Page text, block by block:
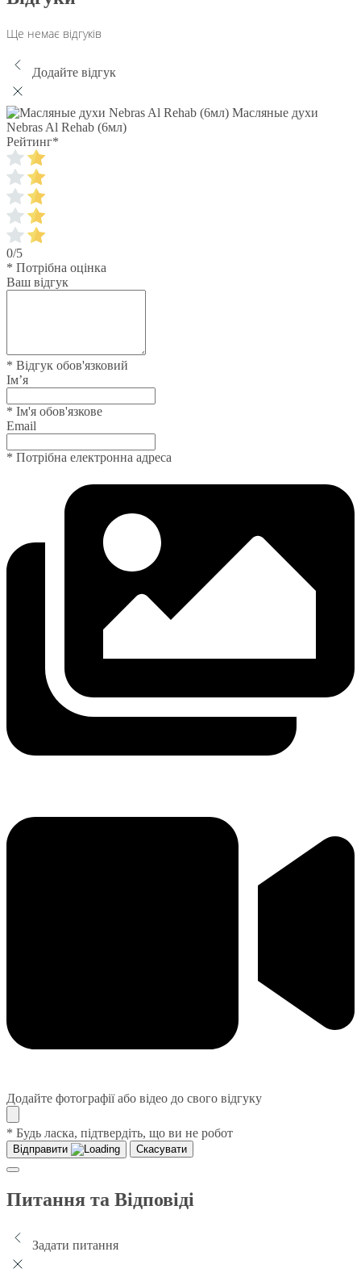
Ще немає відгуків
Додайте відгук
Масляные духи
Nebras Al Rehab (6мл)
Рейтинг*
0/5
* Потрібна оцінка
Ваш відгук
* Відгук обов'язковий
Ім’я
* Ім'я обов'язкове
Email
* Потрібна електронна адреса
Додайте фотографії або відео до свого відгуку
* Будь ласка, підтвердіть, що ви не робот
Відправити Скасувати
Питання та Відповіді
Задати питання